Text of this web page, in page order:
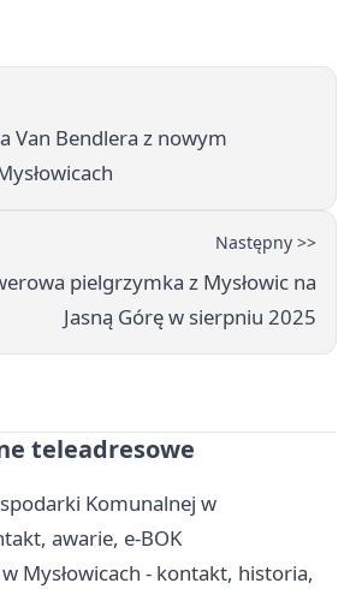
Van Bendlera z nowym
Następny >>
pielgrzymka z Mysłowic na
Jasną Górę w sierpniu 2025
teleadresowe
Komunalnej w
awarie, e-BOK
Mysłowicach - kontakt, historia,